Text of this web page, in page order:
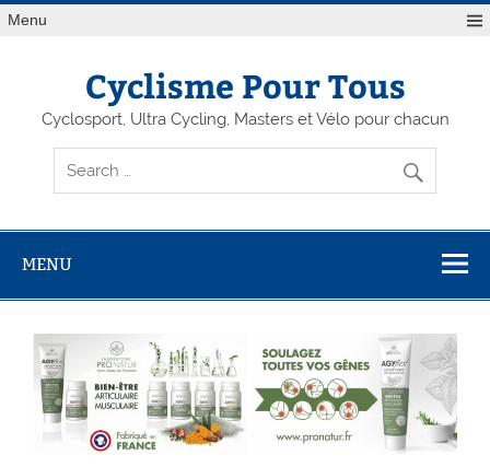
Menu
Cyclisme Pour Tous
Cyclosport, Ultra Cycling, Masters et Vélo pour chacun
MENU